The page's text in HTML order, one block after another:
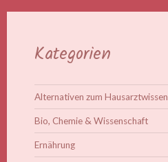
Kategorien
Alternativen zum Hausarztwissen
Bio, Chemie & Wissenschaft
Ernährung